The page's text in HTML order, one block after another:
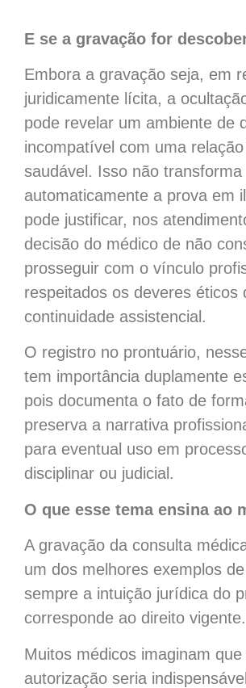
E se a gravação for
Embora a gravação seja, em
juridicamente lícita, a
pode revelar um ambiente de
incompatível com uma
saudável. Isso não transforma
automaticamente a prova em
pode justificar, nos
decisão do médico de não
prosseguir com o vínculo
respeitados os deveres éticos
continuidade assistencial.
O registro no prontuário,
tem importância duplamente
pois documenta o fato de
preserva a narrativa
para eventual uso em
disciplinar ou judicial.
O que esse tema ensina ao
A gravação da consulta
um dos melhores exemplos
sempre a intuição jurídica do
corresponde ao direito vigente.
Muitos médicos imaginam que
autorização seria